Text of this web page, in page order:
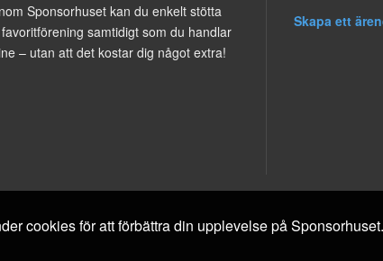
Sponsorhuset kan du enkelt stötta
samtidigt som du handlar
– utan att det kostar dig något extra!
Skapa ett
cookies för att förbättra din upplevelse på